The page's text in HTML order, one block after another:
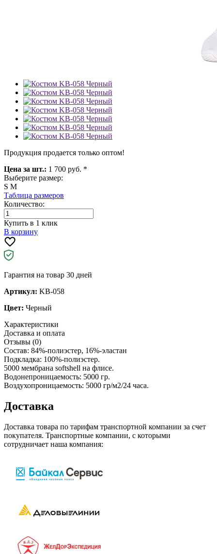
Продукция продается только оптом!
Цена за шт.: 1 700 руб. *
Выберите размер:
S M
Таблица размеров
Количество:
Купить в 1 клик
В корзину
Гарантия на товар 30 дней
Артикул: KB-058
Цвет: Черный
Характеристики
Доставка и оплата
Отзывы (0)
Состав: 84%-полиэстер, 16%-эластан
Подкладка: 100%-полиэстер.
5000 мембрана softshell на флисе.
Водонепроницаемость: 5000 гр.
Воздухопроницаемость: 5000 гр/м2/24 часа.
Доставка
Доставка товара по тарифам транспортной компании за счет
покупателя. Транспортные компании, с которыми
сотрудничает наша компания: